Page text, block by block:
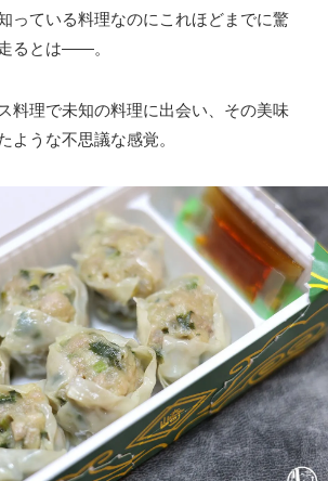
っている料理なのにこれほどまでに驚
るとは――。
料理で未知の料理に出会い、その美味
ような不思議な感覚。